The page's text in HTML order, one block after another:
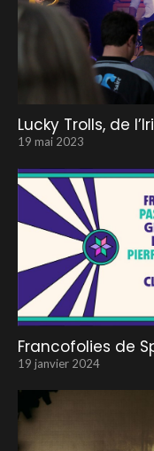
Lucky Trolls, de
19 mai 2023
Francofolies de
19 janvier 2024